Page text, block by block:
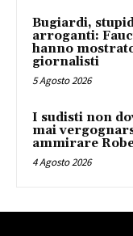
Bugiardi,
arroganti:
hanno
giornalisti
5 Agosto 2026
I sudisti non
mai
ammirare
4 Agosto 2026